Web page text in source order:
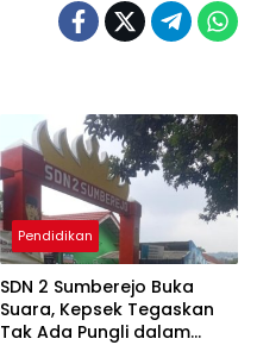
Pendidikan
SDN 2 Sumberejo Buka
Suara, Kepsek Tegaskan
Tak Ada Pungli dalam